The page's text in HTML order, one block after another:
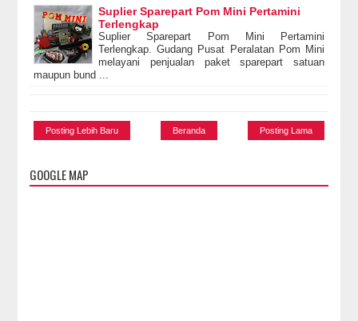
Suplier Sparepart Pom Mini Pertamini
Terlengkap
Suplier Sparepart Pom Mini Pertamini
Terlengkap. Gudang Pusat Peralatan Pom Mini
melayani penjualan paket sparepart satuan
maupun bund ...
Posting Lebih Baru Posting Lama
Beranda
GOOGLE MAP